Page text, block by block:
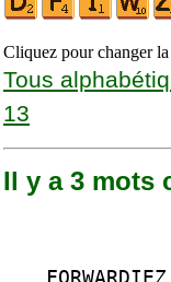
Cliquez pour changer
Tous
13
Il y a 3 mots
FORWARDI EZ